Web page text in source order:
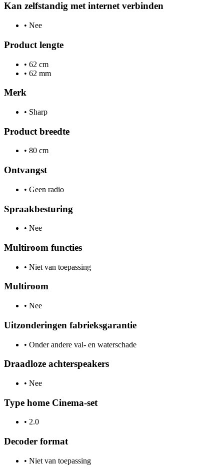
Kan zelfstandig met internet verbinden
• Nee
Product lengte
• 62 cm
• 62 mm
Merk
• Sharp
Product breedte
• 80 cm
Ontvangst
• Geen radio
Spraakbesturing
• Nee
Multiroom functies
• Niet van toepassing
Multiroom
• Nee
Uitzonderingen fabrieksgarantie
• Onder andere val- en waterschade
Draadloze achterspeakers
• Nee
Type home Cinema-set
• 2.0
Decoder format
• Niet van toepassing